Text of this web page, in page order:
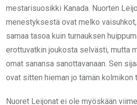
mestarisuosikki Kanada. Nuorten
menestyksestä ovat melko
samaa tasoa kuin turnauksen
erottuvatkin joukosta selvästi, mutta
omat sanansa sanottavanaan. Sen
ovat sitten hieman jo tämän kolmikon
Nuoret Leijonat ei ole myöskään